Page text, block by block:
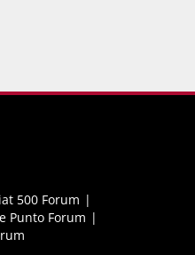
500 Forum
Punto Forum